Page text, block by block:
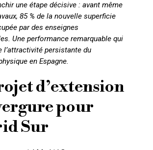
une étape décisive : avant même
85 % de la nouvelle superficie
par des enseignes
Une performance remarquable qui
l’attractivité persistante du
en Espagne.
d’extension
pour
Sur